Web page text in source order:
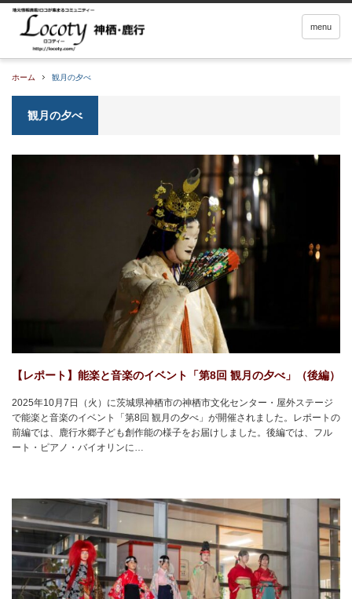
menu
ホーム 観月の夕べ
観月の夕べ
【レポート】能楽と音楽のイベント「第8回 観月の夕べ」（後編）
2025年10月7日（火）に茨城県神栖市の神栖市文化センター・屋外ステージ
で能楽と音楽のイベント「第8回 観月の夕べ」が開催されました。レポートの
前編では、鹿行水郷子ども創作能の様子をお届けしました。後編では、フル
ート・ピアノ・バイオリンに…